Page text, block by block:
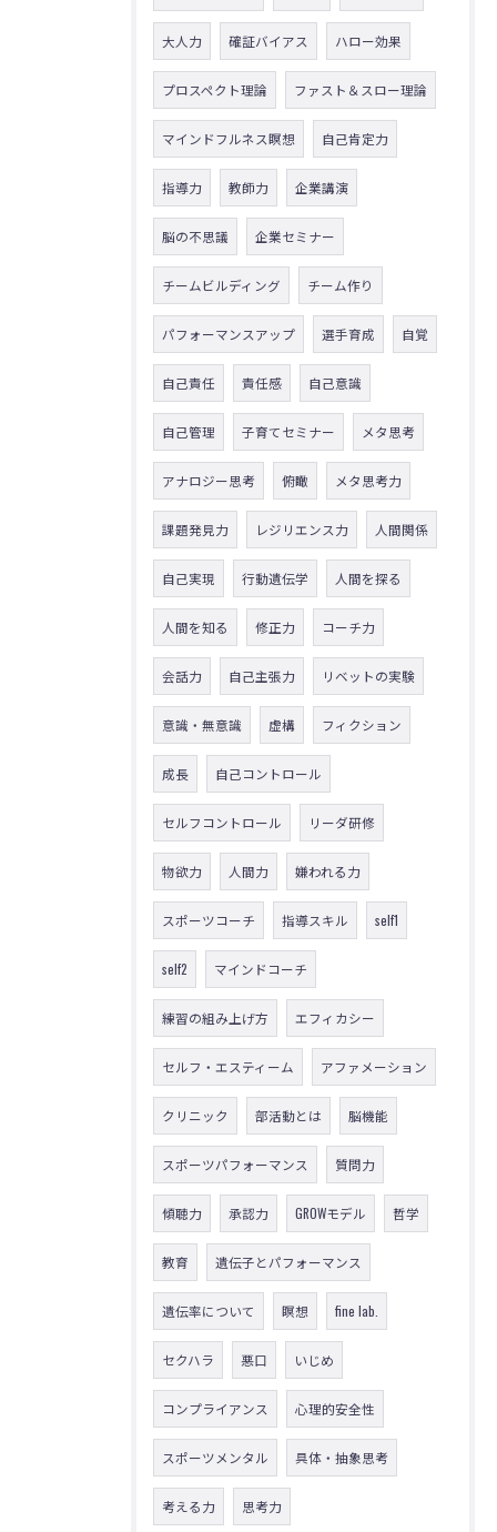
大人力 確証バイアス ハロー効果
プロスペクト理論 ファスト＆スロー理論
マインドフルネス瞑想 自己肯定力
指導力 教師力 企業講演
脳の不思議 企業セミナー
チームビルディング チーム作り
パフォーマンスアップ 選手育成 自覚
自己責任 責任感 自己意識
自己管理 子育てセミナー メタ思考
アナロジー思考 俯瞰 メタ思考力
課題発見力 レジリエンス力 人間関係
自己実現 行動遺伝学 人間を探る
人間を知る 修正力 コーチ力
会話力 自己主張力 リベットの実験
意識・無意識 虚構 フィクション
成長 自己コントロール
セルフコントロール リーダ研修
物欲力 人間力 嫌われる力
スポーツコーチ 指導スキル self1
self2 マインドコーチ
練習の組み上げ方 エフィカシー
セルフ・エスティーム アファメーション
クリニック 部活動とは 脳機能
スポーツパフォーマンス 質問力
傾聴力 承認力 GROWモデル 哲学
教育 遺伝子とパフォーマンス
遺伝率について 瞑想 fine lab.
セクハラ 悪口 いじめ
コンプライアンス 心理的安全性
スポーツメンタル 具体・抽象思考
考える力 思考力